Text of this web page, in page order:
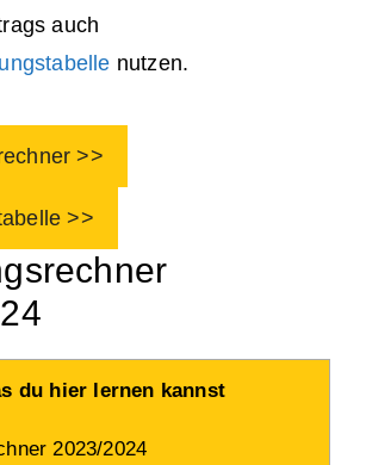
auch
nutzen.
>>
>>
du hier lernen kannst
2023/2024